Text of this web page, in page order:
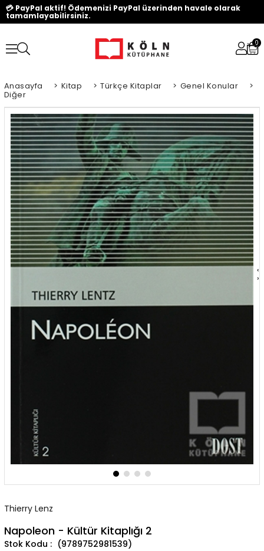
💳 PayPal aktif! Ödemenizi PayPal üzerinden havale olarak
tamamlayabilirsiniz.
0
Anasayfa > Kitap > Türkçe Kitaplar > Genel Konular >
Diğer
‹
›
Thierry Lenz
Napoleon - Kültür Kitaplığı 2
(9789752981539)